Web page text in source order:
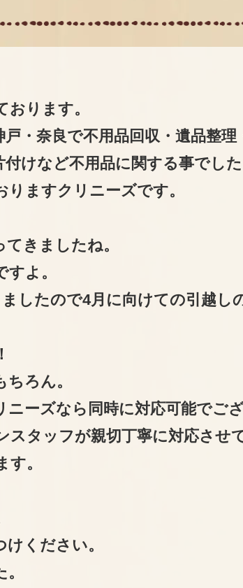
ります。
・奈良で不用品回収・遺品整理
付けなど不用品に関する事でし
ますクリニーズです。
きましたね。
よ。
したので4月に向けての引越し
ろん。
ーズなら同時に対応可能でござ
スタッフが親切丁寧に対応させ
。
ください。